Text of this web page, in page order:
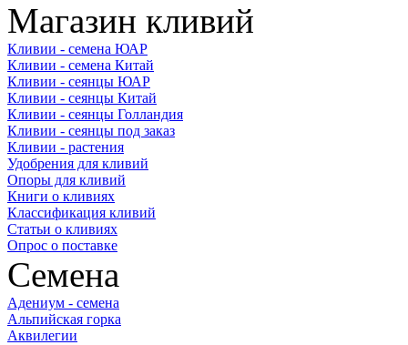
Магазин кливий
Кливии - семена ЮАР
Кливии - семена Китай
Кливии - сеянцы ЮАР
Кливии - сеянцы Китай
Кливии - сеянцы Голландия
Кливии - сеянцы под заказ
Кливии - растения
Удобрения для кливий
Опоры для кливий
Книги о кливиях
Классификация кливий
Статьи о кливиях
Опрос о поставке
Семена
Адениум - семена
Альпийская горка
Аквилегии